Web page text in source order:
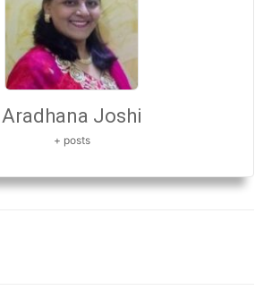
Aradhana Joshi
+ posts